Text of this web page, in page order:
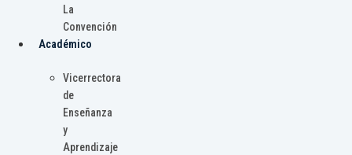
La
Convención
Académico
Vicerrectora
de
Enseñanza
y
Aprendizaje